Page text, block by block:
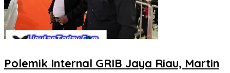
Polemik Internal GRIB Jaya Riau, Martin